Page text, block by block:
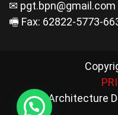
✉ pgt.bpn@gmail.com
🖷 Fax: 62822-5773-
Architecture